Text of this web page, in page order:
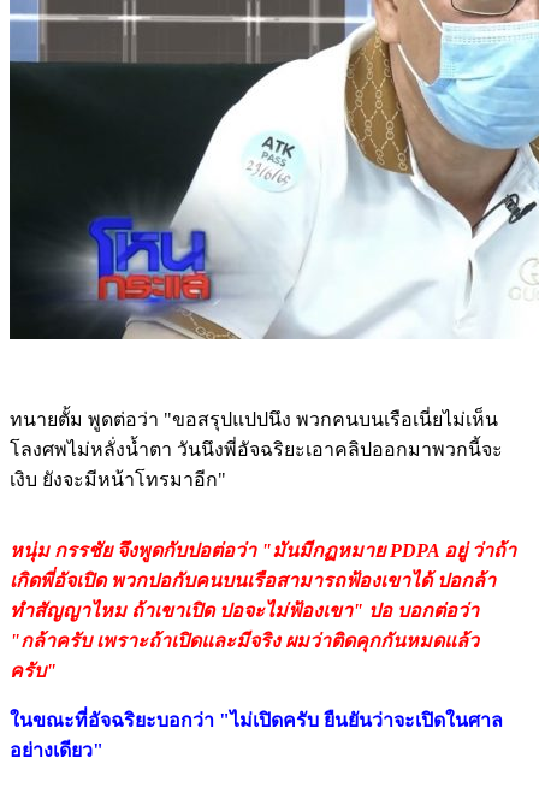
ทนายตั้ม พูดต่อว่า "ขอสรุปแปปนึง พวกคนบนเรือเนี่ยไม่เห็น
โลงศพไม่หลั่งน้ำตา วันนึงพี่อัจฉริยะเอาคลิปออกมาพวกนี้จะ
เงิบ ยังจะมีหน้าโทรมาอีก"
หนุ่ม กรรชัย จึงพูดกับปอต่อว่า "มันมีกฏหมาย PDPA อยู่ ว่าถ้า
เกิดพี่อัจเปิด พวกปอกับคนบนเรือสามารถฟ้องเขาได้ ปอกล้า
ทำสัญญาไหม ถ้าเขาเปิด ปอจะไม่ฟ้องเขา" ปอ บอกต่อว่า
"กล้าครับ เพราะถ้าเปิดและมีจริง ผมว่าติดคุกกันหมดแล้ว
ครับ"
ในขณะที่อัจฉริยะบอกว่า "ไม่เปิดครับ ยืนยันว่าจะเปิดในศาล
อย่างเดียว"